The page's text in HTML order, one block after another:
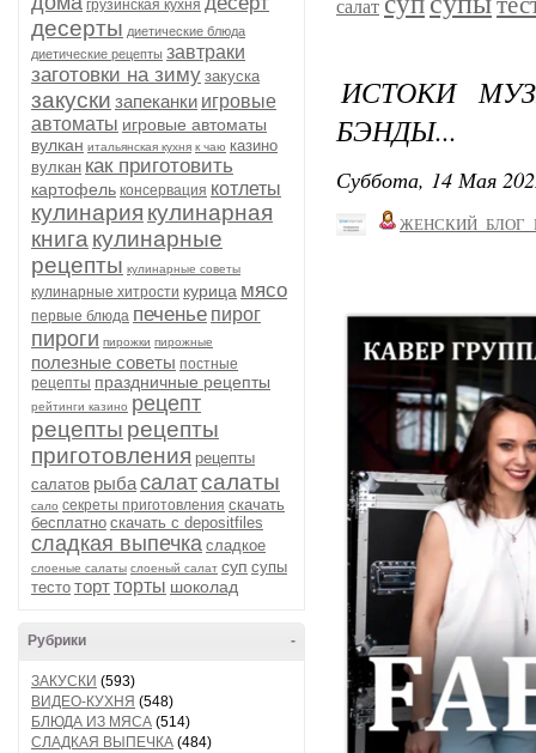
грузинская кухня
десерты диетические блюда
диетические рецепты завтраки
заготовки на зиму закуска
закуски запеканки игровые
автоматы игровые автоматы
вулкан итальянская кухня к чаю казино
вулкан как приготовить
картофель консервация котлеты
кулинария кулинарная
книга кулинарные
рецепты кулинарные советы
кулинарные хитрости курица мясо
первые блюда печенье пирог
пироги пирожки пирожные
полезные советы постные
рецепты праздничные рецепты
рейтинги казино рецепт
рецепты рецепты
приготовления рецепты
салатов рыбасалатсалаты
сало секреты приготовления скачать
бесплатно скачать с depositfiles
сладкая выпечка сладкое
слоеные салаты слоеный салат суп супы
тесто тортторты шоколад
-
Рубрики
ЗАКУСКИ (593)
ВИДЕО-КУХНЯ (548)
БЛЮДА ИЗ МЯСА (514)
СЛАДКАЯ ВЫПЕЧКА (484)
салат
ИСТОКИ
БЭНДЫ...
Суббота, 14 Мая